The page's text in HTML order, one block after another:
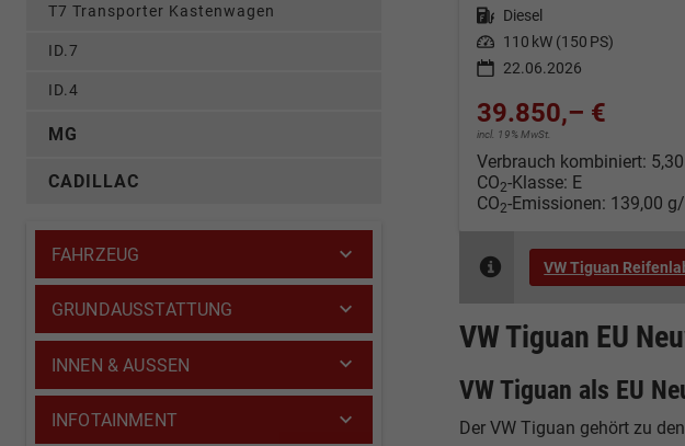
Kraftstoff Diesel
Leistung 110 kW (150 PS)
22.06.2026
39.850,– €
incl. 19% MwSt.
Verbrauch kombiniert:
CO2-Klasse: E
CO2-Emissionen: 139,00
VW Tiguan
VW Tiguan EU
VW Tiguan als EU
Der VW Tiguan gehört zu
T7 Transporter Kastenwagen
ID.7
ID.4
MG
CADILLAC
FAHRZEUG
GRUNDAUSSTATTUNG
INNEN & AUSSEN
INFOTAINMENT